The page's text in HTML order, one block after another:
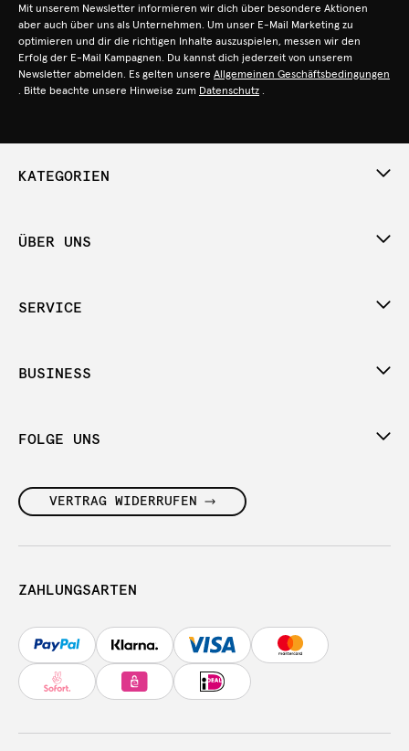
Mit unserem Newsletter informieren wir dich über besondere Aktionen
aber auch über uns als Unternehmen. Um unser E-Mail Marketing zu
optimieren und dir die richtigen Inhalte auszuspielen, messen wir den
Erfolg der E-Mail Kampagnen. Du kannst dich jederzeit von unserem
Newsletter abmelden. Es gelten unsere Allgemeinen Geschäftsbedingungen
. Bitte beachte unsere Hinweise zum Datenschutz .
KATEGORIEN
ÜBER UNS
SERVICE
BUSINESS
FOLGE UNS
VERTRAG WIDERRUFEN
ZAHLUNGSARTEN